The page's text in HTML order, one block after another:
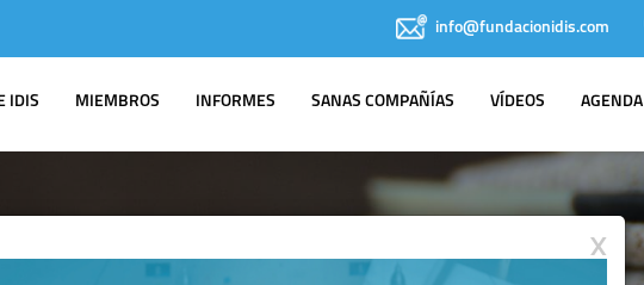
info@fundacionidis.com
IDIS MIEMBROS INFORMES SANAS COMPAÑÍAS VÍDEOS AGENDA
X